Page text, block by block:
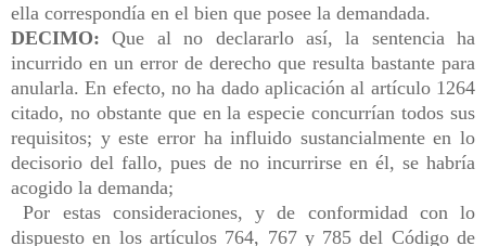
ella correspondía en el bien que posee la demandada.
DECIMO:Que al no declararlo así, la sentencia ha
incurrido en un error de derecho que resulta bastante para
anularla. En efecto, no ha dado aplicación al artículo 1264
citado, no obstante que en la especie concurrían todos sus
requisitos; y este error ha influido sustancialmente en lo
decisorio del fallo, pues de no incurrirse en él, se habría
acogido la demanda;
Por estas consideraciones, y de conformidad con lo
dispuesto en los artículos 764, 767 y 785 del Código de